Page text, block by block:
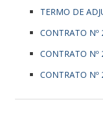
TERMO DE
CONTRATO Nº
CONTRATO Nº
CONTRATO